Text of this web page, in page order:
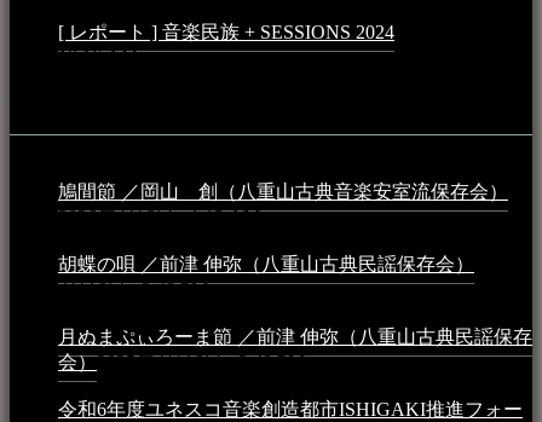
[ レポート ] 音楽民族 + SESSIONS 2024
10:16 AM
鳩間節 ／岡山 創（八重山古典音楽安室流保存会）
2026年4月6日 - 1:13 AM
胡蝶の唄 ／前津 伸弥（八重山古典民謡保存会）
4月16日 - 3:48 PM
月ぬまぷぃろーま節 ／前津 伸弥（八重山古典民謡保存
会）2025年4月16日 - 3:48 PM
令和6年度ユネスコ音楽創造都市ISHIGAKI推進フォー